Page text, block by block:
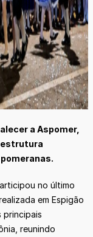
a Aspomer,
estrutura
no último
em Espigão
principais
reunindo